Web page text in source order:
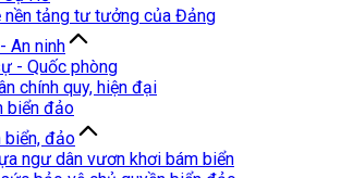
nền tảng tư tưởng của Đảng
An ninh
- Quốc phòng
chính quy, hiện đại
biển đảo
biển, đảo
ngư dân vươn khơi bám biển